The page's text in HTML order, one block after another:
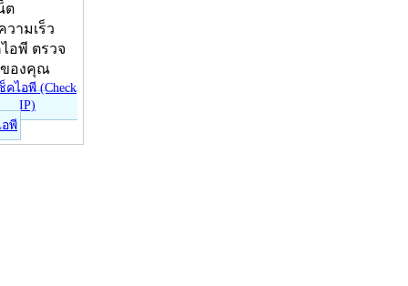
ต
วามเร็ว
อพี ตรวจ
ของคุณ
อพี